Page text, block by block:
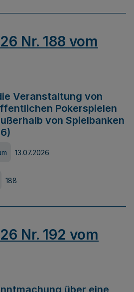
Nr. 188 vom
Veranstaltung von
Pokerspielen
von Spielbanken
13.07.2026
188
Nr. 192 vom
über eine